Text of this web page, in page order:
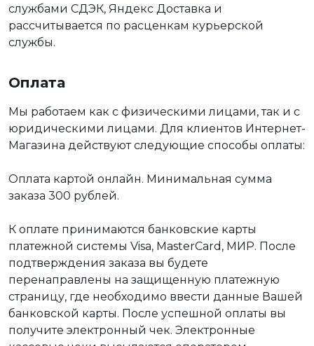
службами СДЭК, Яндекс Доставка и
рассчитывается по расценкам курьерской
службы.
Оплата
Мы работаем как с физическими лицами, так и с
юридическими лицами. Для клиентов Интернет-
Магазина действуют следующие способы оплаты:
Оплата картой онлайн. Минимальная сумма
заказа 300 рублей.
К оплате принимаются банковские карты
платежной системы Visa, MasterCard, МИР. После
подтверждения заказа вы будете
перенаправлены на защищенную платежную
страницу, где необходимо ввести данные Вашей
банковской карты. После успешной оплаты вы
получите электронный чек. Электронные